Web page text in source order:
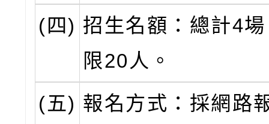
(四) 招生名額：總計4
限20人。
(五) 報名方式：採網路